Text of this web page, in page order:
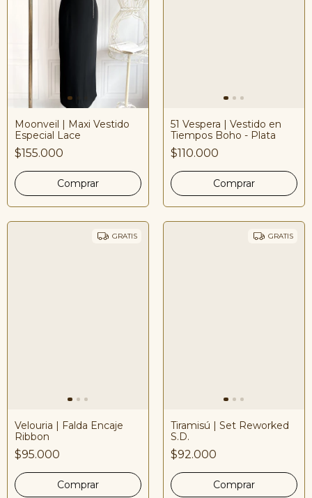
Moonveil | Maxi Vestido
Especial Lace
$155.000
51 Vespera | Vestido en
Tiempos Boho - Plata
$110.000
GRATIS
Velouria | Falda Encaje
Ribbon
$95.000
GRATIS
Tiramisú | Set Reworked
S.D.
$92.000